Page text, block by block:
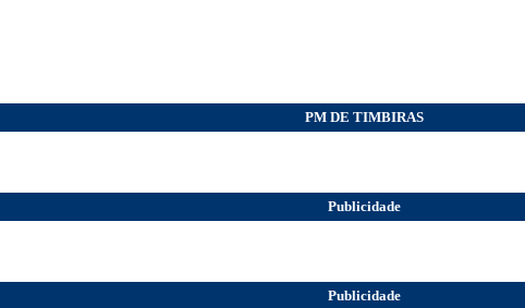
PM DE TIMBIRAS
Publicidade
Publicidade